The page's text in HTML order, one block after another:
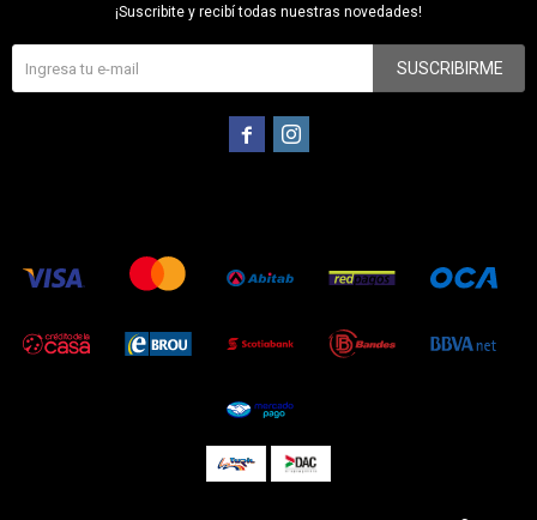
¡Suscribite y recibí todas nuestras novedades!
SUSCRIBIRME
 